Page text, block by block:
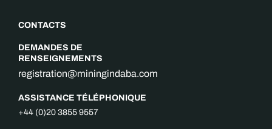
CONTACTS
DEMANDES DE
RENSEIGNEMENTS
registration@miningindaba.com
ASSISTANCE TÉLÉPHONIQUE
+44 (0)20 3855 9557